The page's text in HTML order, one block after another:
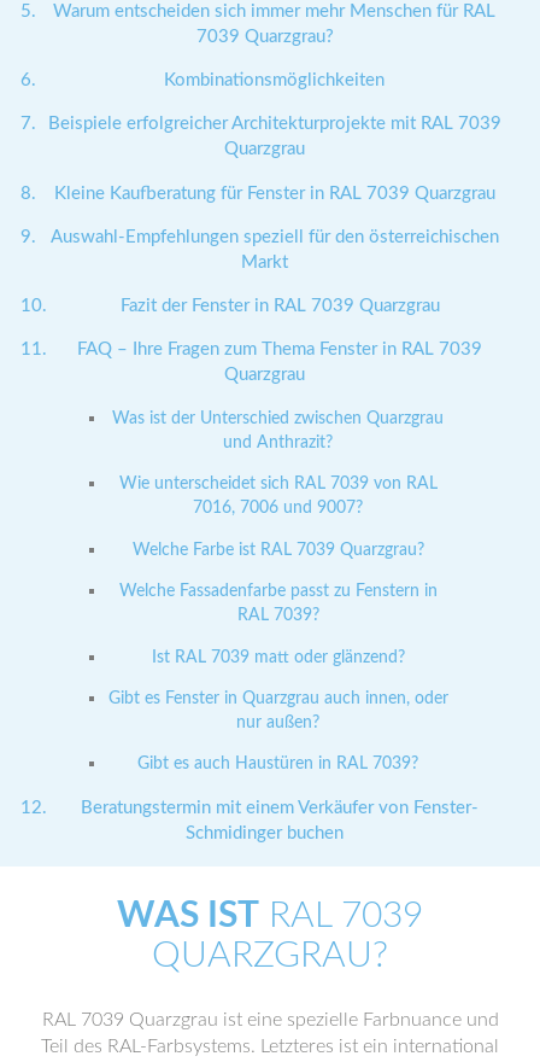
Warum entscheiden sich immer mehr Menschen für RAL
7039 Quarzgrau?
Kombinationsmöglichkeiten
Beispiele erfolgreicher Architekturprojekte mit RAL 7039
Quarzgrau
Kleine Kaufberatung für Fenster in RAL 7039 Quarzgrau
Auswahl-Empfehlungen speziell für den österreichischen
Markt
Fazit der Fenster in RAL 7039 Quarzgrau
FAQ – Ihre Fragen zum Thema Fenster in RAL 7039
Quarzgrau
Was ist der Unterschied zwischen Quarzgrau
und Anthrazit?
Wie unterscheidet sich RAL 7039 von RAL
7016, 7006 und 9007?
Welche Farbe ist RAL 7039 Quarzgrau?
Welche Fassadenfarbe passt zu Fenstern in
RAL 7039?
Ist RAL 7039 matt oder glänzend?
Gibt es Fenster in Quarzgrau auch innen, oder
nur außen?
Gibt es auch Haustüren in RAL 7039?
Beratungstermin mit einem Verkäufer von Fenster-
Schmidinger buchen
WAS IST RAL 7039
QUARZGRAU?
RAL 7039 Quarzgrau ist eine spezielle Farbnuance und
Teil des RAL-Farbsystems. Letzteres ist ein international